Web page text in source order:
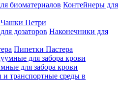
Контейнеры для
Чашки Петри
Наконечники для
Пипетки Пастера
для забора крови